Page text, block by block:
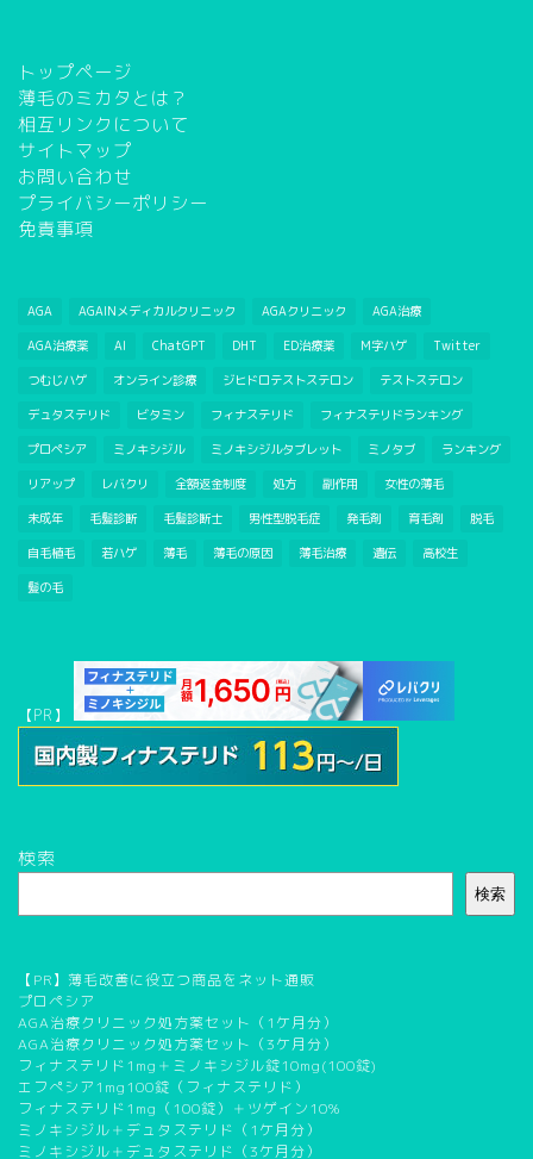
トップページ
薄毛のミカタとは？
相互リンクについて
サイトマップ
お問い合わせ
プライバシーポリシー
免責事項
AGA AGAINメディカルクリニック AGAクリニック AGA治療
AGA治療薬 AI ChatGPT DHT ED治療薬 M字ハゲ Twitter
つむじハゲ オンライン診療 ジヒドロテストステロン テストステロン
デュタステリド ビタミン フィナステリド フィナステリドランキング
プロペシア ミノキシジル ミノキシジルタブレット ミノタブ ランキング
リアップ レバクリ 全額返金制度 処方 副作用 女性の薄毛
未成年 毛髪診断 毛髪診断士 男性型脱毛症 発毛剤 育毛剤 脱毛
自毛植毛 若ハゲ 薄毛 薄毛の原因 薄毛治療 遺伝 高校生
髪の毛
【PR】
検索
検索
【PR】薄毛改善に役立つ商品をネット通販
プロペシア
AGA治療クリニック処方薬セット（1ケ月分）
AGA治療クリニック処方薬セット（3ケ月分）
フィナステリド1mg＋ミノキシジル錠10mg(100錠)
エフぺシア1mg100錠（フィナステリド）
フィナステリド1mg（100錠）＋ツゲイン10%
ミノキシジル＋デュタステリド（1ケ月分）
ミノキシジル＋デュタステリド（3ケ月分）